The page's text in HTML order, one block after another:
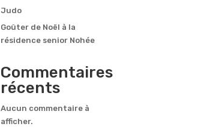
Judo
Goûter de Noël à la
résidence senior Nohée
Commentaires
récents
Aucun commentaire à
afficher.